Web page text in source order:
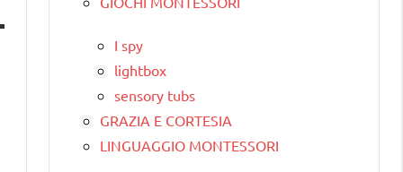
I spy
lightbox
sensory tubs
GRAZIA E CORTESIA
LINGUAGGIO MONTESSORI